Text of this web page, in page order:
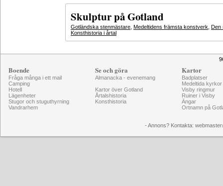
Skulptur på Gotland
Gotländska stenmästare Medeltidens främsta konstverk Den
Konsthistoria i årtal
Boende
Fråga många i ett mail
Camping
Hotell
Lägenheter
Stugor och stuguthyrning
Vandrarhem
Se och göra
Almanacka - evenemang
Kartor över Gotland
Årtalshistoria
Konsthistoria
Kartor
Badplatser
Medeltida kyrkor
Visby ringmur
Ruiner i Visby
Ängar
Ortnamn på
- Annons? Kontakta: